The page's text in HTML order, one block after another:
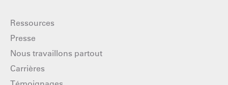
Ressources
Presse
Nous travaillons partout
Carrières